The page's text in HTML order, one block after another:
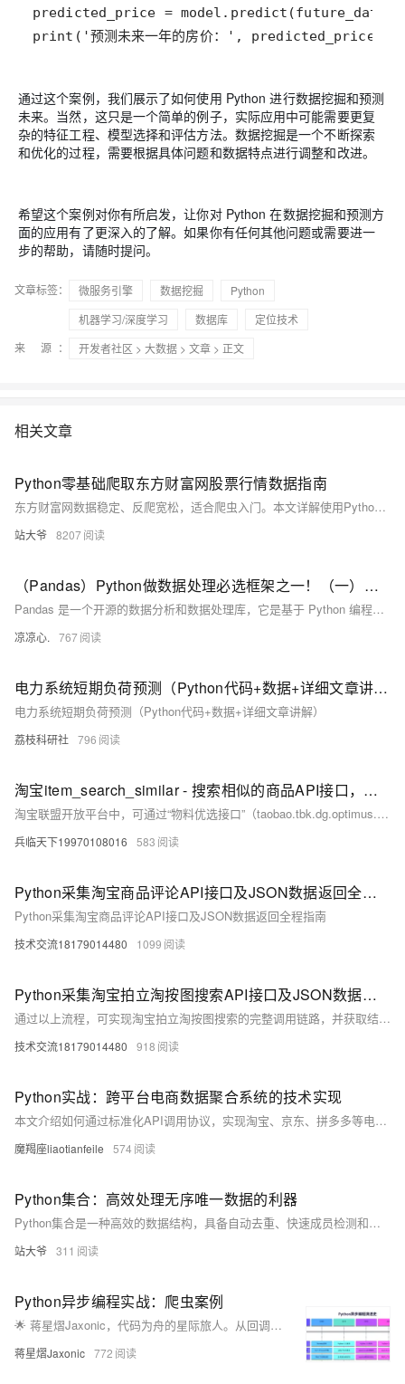
predicted_price = model . predict (future_data
print ( '预测未来一年的房价：' , predicted_price
通过这个案例，我们展示了如何使用 Python 进行数据挖掘和预测
未来。当然，这只是一个简单的例子，实际应用中可能需要更复
杂的特征工程、模型选择和评估方法。数据挖掘是一个不断探索
和优化的过程，需要根据具体问题和数据特点进行调整和改进。
希望这个案例对你有所启发，让你对 Python 在数据挖掘和预测方
面的应用有了更深入的了解。如果你有任何其他问题或需要进一
步的帮助，请随时提问。
文章标签： 微服务引擎 数据挖掘
Python
机器学习/深度学习
数据库
定位技术
来 源：
开发者社区 > 大数据 > 文章 > 正文
相关文章
Python零基础爬取东方财富网股票行情数据指南
东方财富网数据稳定、反爬宽松，适合爬虫入门。本文详解使用Python抓取股票行情数据，涵盖请求发送、HTML解析、动态加载处理、代理IP切换及数据可视化，助你快速掌握金融数据爬取技能。
站大爷 8207
（Pandas）Python做数据处理必选框架之一！（一）：介绍Pandas中的两个数据结构；刨析Series：如何访问数据；数据去重、取众数、总和、标准差、方差、平均值等；判断缺失值、获取索引...
Pandas 是一个开源的数据分析和数据处理库，它是基于 Python 编程语言的。 Pandas 提供了易于使用的数据结构和数据分析工具，特别适用于处理结构化数据，如表格型数据（类似于Excel表格）。 Pandas 是数据科学和分析领域中常用的工具之一，它使得用户能够轻松地从各种数据源中导入数据，并对数据进行高效的操作和分析。 Pandas 主要引入了两种新的数据结构：Series 和 DataFrame。
凉凉心. 767
电力系统短期负荷预测（Python代码+数据+详细文章讲解）
电力系统短期负荷预测（Python代码+数据+详细文章讲解）
荔枝科研社 796
淘宝item_search_similar - 搜索相似的商品API接口，用python返回数据
淘宝联盟开放平台中，可通过“物料优选接口”（taobao.tbk.dg.optimus.material）实现“搜索相似商品”功能。该接口支持根据商品 ID 获取相似推荐商品，并返回商品信息、价格、优惠等数据，适用于商品推荐、比价等场景。本文提供基于 Python 的实现示例，包含接口调用、数据解析及结果展示。使用时需配置淘宝联盟的 appkey、appsecret 和 adzone_id，并注意接口调用频率限制和使用规范。
兵临天下19970108016 583
Python采集淘宝商品评论API接口及JSON数据返回全程指南
Python采集淘宝商品评论API接口及JSON数据返回全程指南
技术交流18179014480 1099
Python采集淘宝拍立淘按图搜索API接口及JSON数据返回全流程指南
通过以上流程，可实现淘宝拍立淘按图搜索的完整调用链路，并获取结构化的JSON商品数据，支撑电商比价、智能推荐等业务场景。
技术交流18179014480 918
Python实战：跨平台电商数据聚合系统的技术实现
本文介绍如何通过标准化API调用协议，实现淘宝、京东、拼多多等电商平台的商品数据自动化采集、清洗与存储。内容涵盖技术架构设计、Python代码示例及高阶应用（如价格监控系统），提供可直接落地的技术方案，帮助开发者解决多平台数据同步难题。
魔羯座liaotianfeile 574
Python集合：高效处理无序唯一数据的利器
Python集合是一种高效的数据结构，具备自动去重、快速成员检测和无序性等特点，适用于数据去重、集合运算和性能优化等场景。本文通过实例详解其用法与技巧。
站大爷 311
Python异步编程实战：爬虫案例
🌟 蒋星熠Jaxonic，代码为舟的星际旅人。从回调地狱到async/await协程天堂，亲历Python异步编程演进。分享高性能爬虫、数据库异步操作、限流监控等实战经验，助你驾驭并发，在二进制星河中谱写极客诗篇。
蒋星熠Jaxonic 772